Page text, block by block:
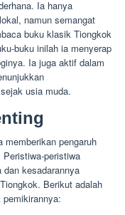
Ia hanya
namun semangat
buku klasik Tiongkok
buku inilah ia menyerap
Ia juga aktif dalam
usia muda.
memberikan pengaruh
peristiwa
kesadarannya
Berikut adalah